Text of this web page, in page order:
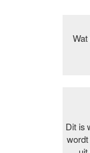
Dit is